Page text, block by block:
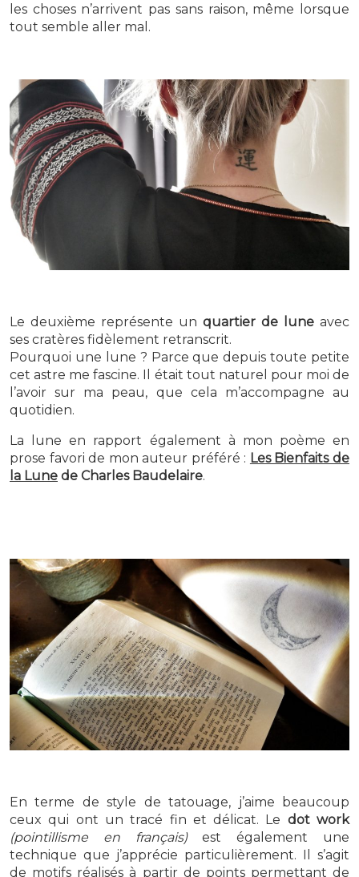
les choses n’arrivent pas sans raison, même lorsque
tout semble aller mal.
Le deuxième représente un quartier de lune avec
ses cratères fidèlement retranscrit.
Pourquoi une lune ? Parce que depuis toute petite
cet astre me fascine. Il était tout naturel pour moi de
l’avoir sur ma peau, que cela m’accompagne au
quotidien.
La lune en rapport également à mon poème en
prose favori de mon auteur préféré : Les Bienfaits de
la Lune de Charles Baudelaire.
En terme de style de tatouage, j’aime beaucoup
ceux qui ont un tracé fin et délicat. Le dot work
(pointillisme en français)est également une
technique que j’apprécie particulièrement. Il s’agit
de motifs réalisés à partir de points permettant de